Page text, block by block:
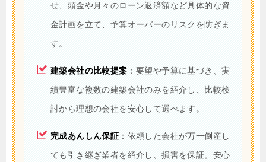
せ、頭金や月々のローン返済額など具体的な資
金計画を立て、予算オーバーのリスクを防ぎま
す。
建築会社の比較提案 ：要望や予算に基づき、実
績豊富な複数の建築会社のみを紹介し、比較検
討から理想の会社を安心して選べます。
完成あんしん保証 ：依頼した会社が万一倒産し
ても引き継ぎ業者を紹介し、損害を保証。安心